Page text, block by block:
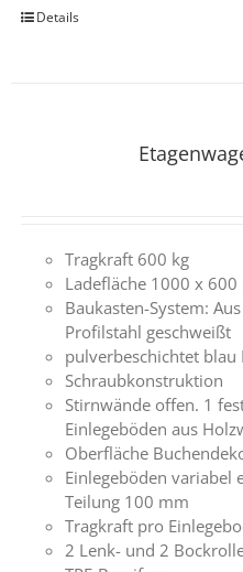
Details
Tragkraft 600 kg
Ladefläche 1000 x 600
Baukasten-System:
Profilstahl geschweißt
pulverbeschichtet blau
Schraubkonstruktion
Stirnwände offen. 1
Einlegeböden aus
Oberfläche
Einlegeböden variabel
Teilung 100 mm
Tragkraft pro
2 Lenk- und 2